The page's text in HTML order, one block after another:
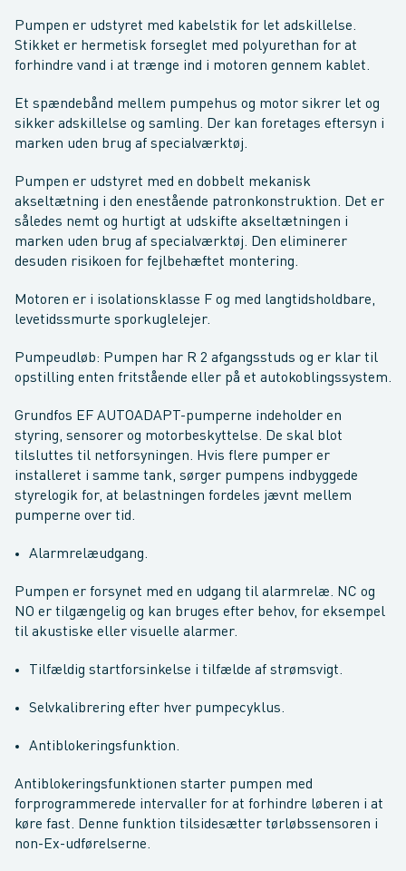
Pumpen er udstyret med kabelstik for let adskillelse.
Stikket er hermetisk forseglet med polyurethan for at
forhindre vand i at trænge ind i motoren gennem kablet.
Et spændebånd mellem pumpehus og motor sikrer let og
sikker adskillelse og samling. Der kan foretages eftersyn i
marken uden brug af specialværktøj.
Pumpen er udstyret med en dobbelt mekanisk
akseltætning i den enestående patronkonstruktion. Det er
således nemt og hurtigt at udskifte akseltætningen i
marken uden brug af specialværktøj. Den eliminerer
desuden risikoen for fejlbehæftet montering.
Motoren er i isolationsklasse F og med langtidsholdbare,
levetidssmurte sporkuglelejer.
Pumpeudløb: Pumpen har R 2 afgangsstuds og er klar til
opstilling enten fritstående eller på et autokoblingssystem.
Grundfos EF AUTOADAPT-pumperne indeholder en
styring, sensorer og motorbeskyttelse. De skal blot
tilsluttes til netforsyningen. Hvis flere pumper er
installeret i samme tank, sørger pumpens indbyggede
styrelogik for, at belastningen fordeles jævnt mellem
pumperne over tid.
Alarmrelæudgang.
Pumpen er forsynet med en udgang til alarmrelæ. NC og
NO er tilgængelig og kan bruges efter behov, for eksempel
til akustiske eller visuelle alarmer.
Tilfældig startforsinkelse i tilfælde af strømsvigt.
Selvkalibrering efter hver pumpecyklus.
Antiblokeringsfunktion.
Antiblokeringsfunktionen starter pumpen med
forprogrammerede intervaller for at forhindre løberen i at
køre fast. Denne funktion tilsidesætter tørløbssensoren i
non-Ex-udførelserne.